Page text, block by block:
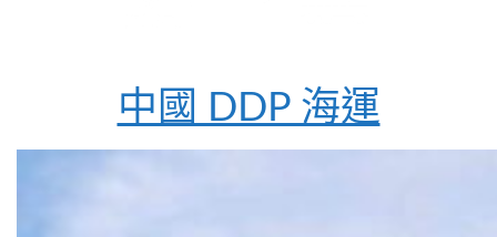
中國 DDP 海運